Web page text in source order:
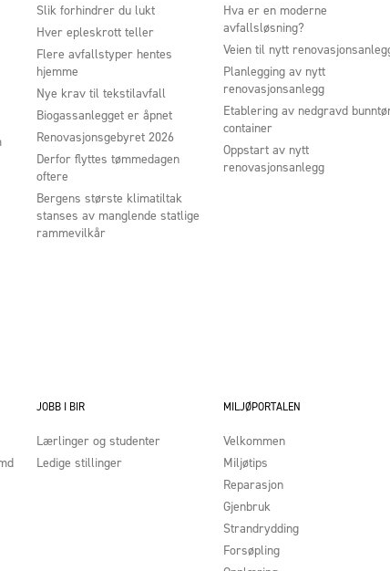
Slik forhindrer du lukt
Hver epleskrott teller
Flere avfallstyper hentes
hjemme
Nye krav til tekstilavfall
Biogassanlegget er åpnet
Renovasjonsgebyret 2026
Derfor flyttes tømmedagen
oftere
Bergens største klimatiltak
stanses av manglende statlige
rammevilkår
Hva er en moderne
avfallsløsning?
Veien til nytt
Planlegging av nytt
renovasjonsanlegg
Etablering av nedgravd
container
Oppstart av nytt
renovasjonsanlegg
JOBB I BIR
Lærlinger og studenter
Ledige stillinger
MILJØPORTALEN
Velkommen
Miljøtips
Reparasjon
Gjenbruk
Strandrydding
Forsøpling